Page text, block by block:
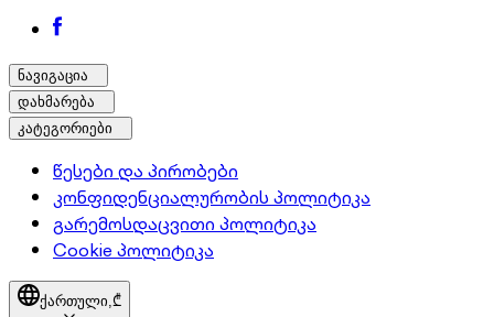
ნავიგაცია
დახმარება
კატეგორიები
წესები და პირობები
კონფიდენციალურობის პოლიტიკა
გარემოსდაცვითი პოლიტიკა
Cookie პოლიტიკა
ქართული, ₾